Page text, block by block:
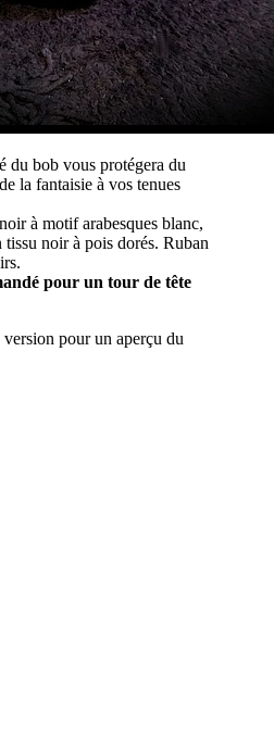
du bob vous protégera du
la fantaisie à vos tenues
à motif arabesques blanc,
noir à pois dorés. Ruban
pour un tour de tête
version pour un aperçu du